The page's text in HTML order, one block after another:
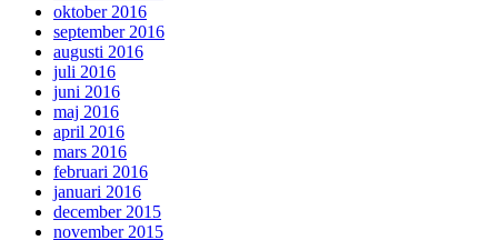
oktober 2016
september 2016
augusti 2016
juli 2016
juni 2016
maj 2016
april 2016
mars 2016
februari 2016
januari 2016
december 2015
november 2015